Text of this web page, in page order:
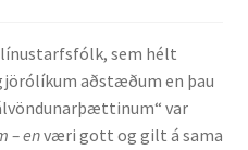
sem hélt
aðstæðum en þau
var
– enværi gott og gilt á sama